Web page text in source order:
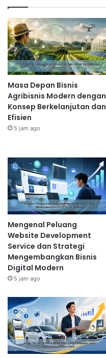
Masa Depan Bisnis
Agribisnis Modern dengan
Konsep Berkelanjutan dan
Efisien
5 jam ago
Mengenal Peluang
Website Development
Service dan Strategi
Mengembangkan Bisnis
Digital Modern
5 jam ago